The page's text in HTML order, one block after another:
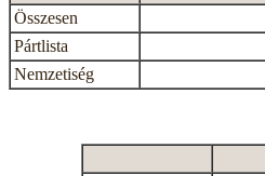
Összesen
Pártlista
Nemzetiség